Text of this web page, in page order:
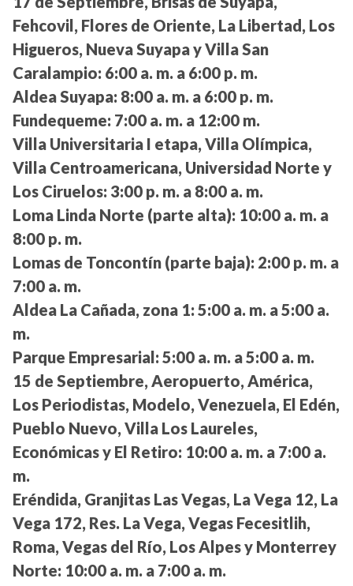
Fehcovil, Flores de Oriente, La Libertad, Los
Higueros, Nueva Suyapa y Villa San
Caralampio: 6:00 a. m. a 6:00 p. m.
Aldea Suyapa: 8:00 a. m. a 6:00 p. m.
Fundequeme: 7:00 a. m. a 12:00 m.
Villa Universitaria I etapa, Villa Olímpica,
Villa Centroamericana, Universidad Norte y
Los Ciruelos: 3:00 p. m. a 8:00 a. m.
Loma Linda Norte (parte alta): 10:00 a. m. a
8:00 p. m.
Lomas de Toncontín (parte baja): 2:00 p. m. a
7:00 a. m.
Aldea La Cañada, zona 1: 5:00 a. m. a 5:00 a.
m.
Parque Empresarial: 5:00 a. m. a 5:00 a. m.
15 de Septiembre, Aeropuerto, América,
Los Periodistas, Modelo, Venezuela, El Edén,
Pueblo Nuevo, Villa Los Laureles,
Económicas y El Retiro: 10:00 a. m. a 7:00 a.
m.
Eréndida, Granjitas Las Vegas, La Vega 12, La
Vega 172, Res. La Vega, Vegas Fecesitlih,
Roma, Vegas del Río, Los Alpes y Monterrey
Norte: 10:00 a. m. a 7:00 a. m.